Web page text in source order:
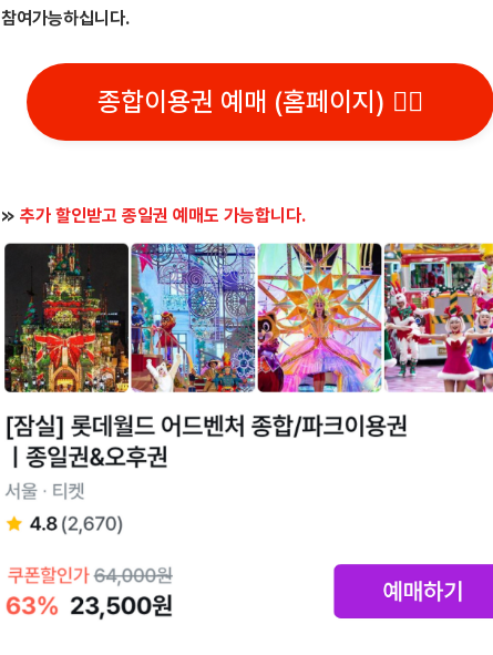
참여가능하십니다.
종합이용권 예매 (홈페이지) 👆🏻
≫ 추가 할인받고 종일권 예매도 가능합니다.